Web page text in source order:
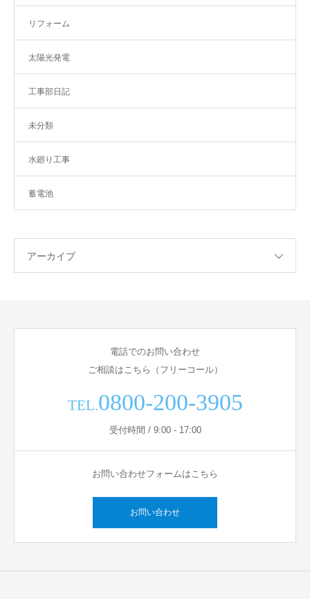
リフォーム
太陽光発電
工事部日記
未分類
水廻り工事
蓄電池
アーカイブ
電話でのお問い合わせ
ご相談はこちら（フリーコール）
TEL.0800-200-3905
受付時間 / 9:00 - 17:00
お問い合わせフォームはこちら
お問い合わせ